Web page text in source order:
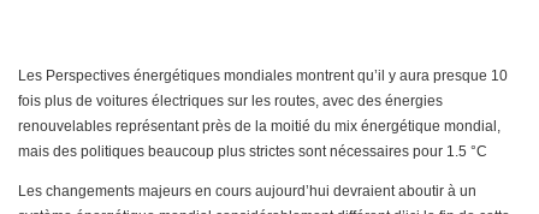
Les Perspectives énergétiques mondiales montrent qu’il y aura presque 10
fois plus de voitures électriques sur les routes, avec des énergies
renouvelables représentant près de la moitié du mix énergétique mondial,
mais des politiques beaucoup plus strictes sont nécessaires pour 1.5 °C
Les changements majeurs en cours aujourd’hui devraient aboutir à un